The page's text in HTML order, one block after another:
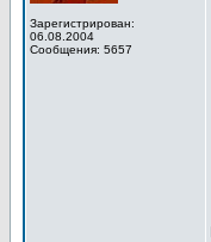
Зарегистрирован:
06.08.2004
Сообщения: 5657